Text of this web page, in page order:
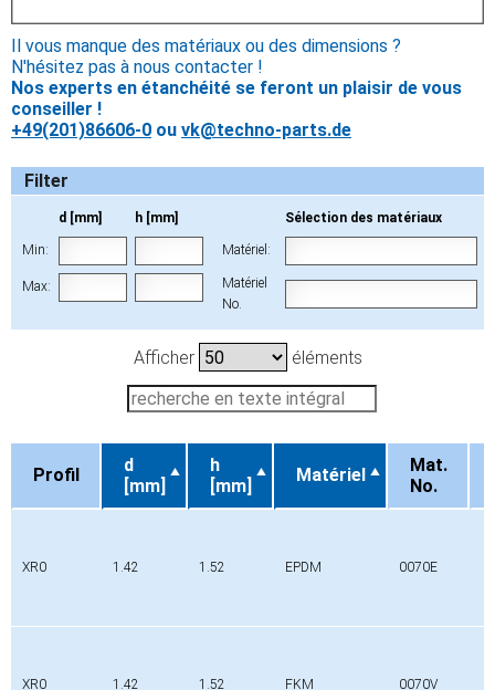
Il vous manque des matériaux ou des dimensions ?
N'hésitez pas à nous contacter !
Nos experts en étanchéité se feront un plaisir de vous
conseiller !
+49(201)86606-0 ou vk@techno-parts.de
Filter
d [mm] h [mm]
Min:
Max:
Sélection des matériaux
Matériel:
Matériel
No.
Afficher éléments
Profil
d
[mm]
h
[mm]
Matériel
Mat.
No.
XR0 1.42 1.52 EPDM 0070E
XR0 1.42 1.52 FKM 0070V